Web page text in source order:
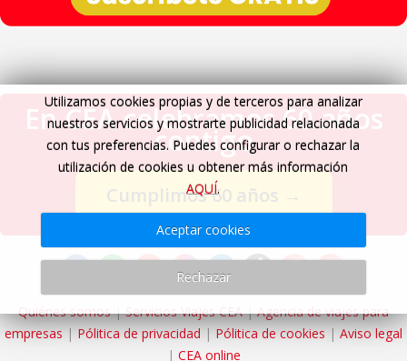
En CEA celebramos 60 años
contigo
Cumplimos 60 años →
Quiénes somos|Servicios Viajes CEA|Agencia de viajes para
empresas | Pólitica de privacidad | Pólitica de cookies | Aviso legal
| CEA online
Utilizamos cookies propias y de terceros para analizar
nuestros servicios y mostrarte publicidad relacionada
con tus preferencias. Puedes configurar o rechazar la
utilización de cookies u obtener más información
AQUÍ.
Aceptar cookies
Rechazar